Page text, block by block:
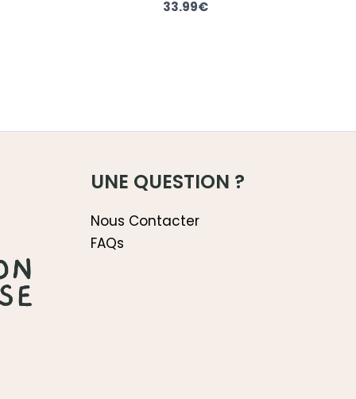
33.99€
UNE QUESTION ?
Nous Contacter
FAQs